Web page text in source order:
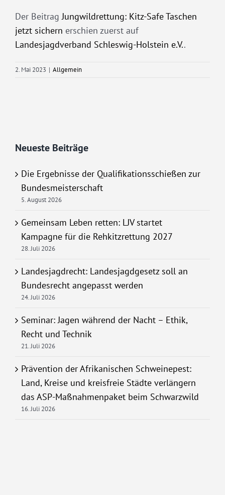
Der BeitragJungwildrettung: Kitz-Safe Taschen
jetzt sichern erschien zuerst auf
Landesjagdverband Schleswig-Holstein e.V..
2. Mai 2023 | Allgemein
Neueste Beiträge
Die Ergebnisse der Qualifikationsschießen zur
Bundesmeisterschaft
5. August 2026
Gemeinsam Leben retten: LJV startet
Kampagne für die Rehkitzrettung 2027
28. Juli 2026
Landesjagdrecht: Landesjagdgesetz soll an
Bundesrecht angepasst werden
24. Juli 2026
Seminar: Jagen während der Nacht – Ethik,
Recht und Technik
21. Juli 2026
Prävention der Afrikanischen Schweinepest:
Land, Kreise und kreisfreie Städte verlängern
das ASP-Maßnahmenpaket beim Schwarzwild
16. Juli 2026